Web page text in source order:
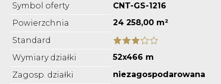
Symbol oferty
CNT-GS-1216
Powierzchnia
24 258,00 m²
Standard
Wymiary działki
52x466 m
Zagosp. działki
niezagospodarowana